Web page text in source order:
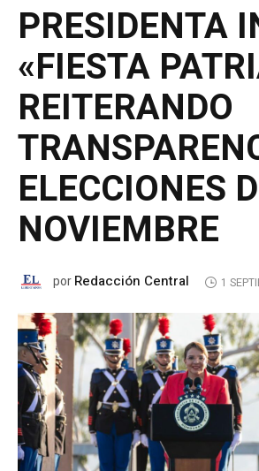
PRESIDENTA
«FIESTA
REITERANDO
ELECCIONES
NOVIEMBRE
porRedacción Central 1